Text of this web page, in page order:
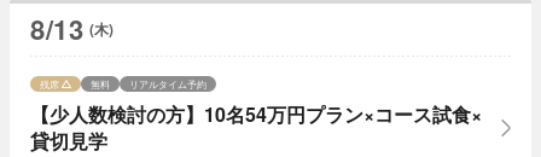
8/13 (木)
【少人数検討の方】10名54万円プラン×コース試食×
貸切見学
残席 無料 リアルタイム予約